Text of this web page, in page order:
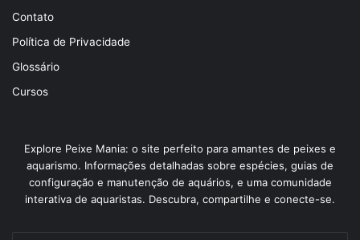
Contato
Política de Privacidade
Glossário
Cursos
Explore Peixe Mania: o site perfeito para amantes de peixes e
aquarismo. Informações detalhadas sobre espécies, guias de
configuração e manutenção de aquários, e uma comunidade
interativa de aquaristas. Descubra, compartilhe e conecte-se.